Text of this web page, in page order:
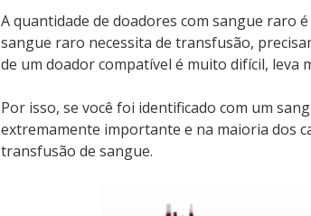
A quantidade de doadores com sangue raro
sangue raro necessita de transfusão,
de um doador compatível é muito difícil, leva
Por isso, se você foi identificado com um
extremamente importante e na maioria dos
transfusão de sangue.